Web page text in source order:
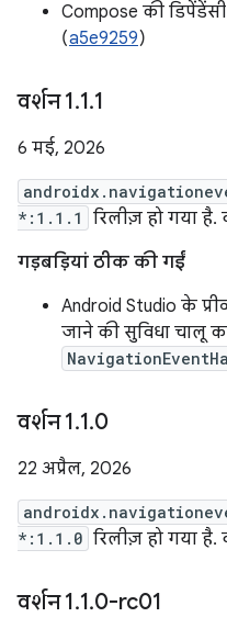
Compose की
(a5e9259)
वर्शन 1.1.1
6 मई, 2026
*:1.1.1
रिलीज़ हो गया है.
गड़बड़ियां ठीक की गईं
Android Studio के
जाने की सुविधा चालू
वर्शन 1.1.0
22 अप्रैल, 2026
*:1.1.0 रिलीज़ हो गया है.
वर्शन 1.1.0-rc01